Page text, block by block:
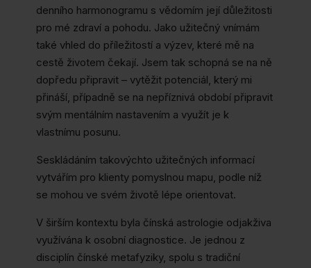
denního harmonogramu s vědomím její důležitosti
pro mé zdraví a pohodu. Jako užitečný vnímám
také vhled do příležitostí a výzev, které mě na
cestě životem čekají. Jsem tak schopná se na ně
dopředu připravit – vytěžit potenciál, který mi
přináší, případně se na nepříznivá období připravit
svým mentálním nastavením a využít je k
vlastnímu posunu.
Seskládáním takovýchto užitečných informací
vytvářím pro klienty pomyslnou mapu, podle níž
se mohou ve svém životě lépe orientovat.
V širším kontextu byla čínská astrologie odjakživa
využívána k osobní diagnostice. Je jednou z
disciplín čínské metafyziky, spolu s tradiční